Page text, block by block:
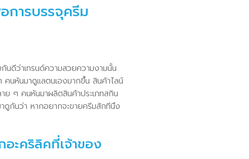
การบรรจุครีม
ดีว่าเทรนด์ความสวยความงามนั้น
นหันมาดูแลตนเองมากขึ้น สินค้าไลน์
ย ๆ คนหันมาผลิตสินค้าประเภทสกิน
ดูกันว่า หากอยากจะขายครีมสักทีนึง
ะคริลิคที่เจ้าของ